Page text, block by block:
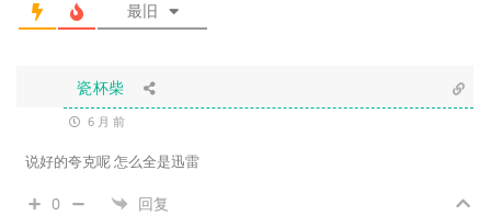
最旧
瓷杯柴
6 月 前
说好的夸克呢 怎么全是迅雷
0 回复